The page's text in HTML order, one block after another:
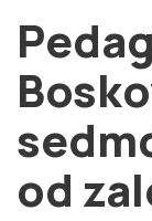
# Brno
# volby
login PŘIHLÁSIT
Zapomněli jste heslo?
od